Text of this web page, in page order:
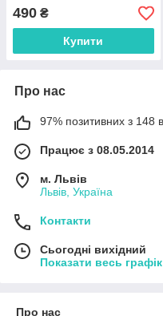
490 ₴
Купити
Про нас
97% позитивних з 148
Працює з 08.05.2014
м. Львів
Львів, Україна
Контакти
Сьогодні вихідний
Показати весь
Про нас